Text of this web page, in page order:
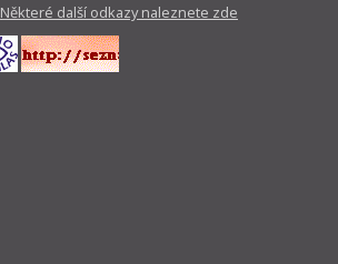
Některé další odkazy naleznete zde